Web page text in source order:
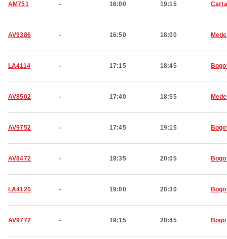
AM751 - 16:00 19:15
AV9386 - 16:50 18:00
LA4114 - 17:15 18:45
AV8502 - 17:40 18:55
AV9752 - 17:45 19:15
AV8472 - 18:35 20:05
LA4120 - 19:00 20:30
AV9772 - 19:15 20:45